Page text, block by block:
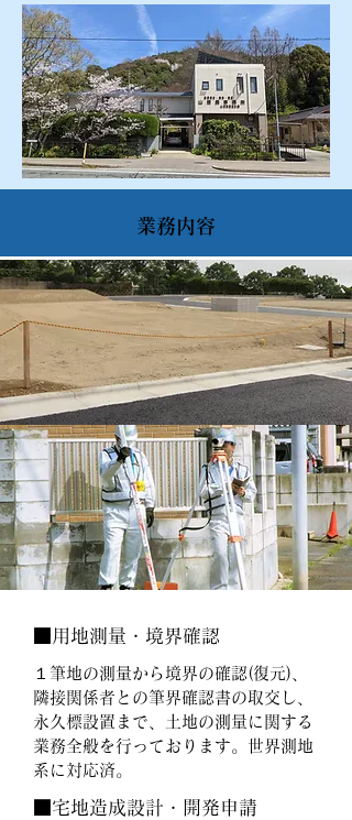
業務内容
■用地測量・境界確認
１筆地の測量から境界の確認(復元)、
隣接関係者との筆界確認書の取交し、
永久標設置まで、土地の測量に関する
業務全般を行っております。世界測地
系に対応済。
■宅地造成設計・開発申請